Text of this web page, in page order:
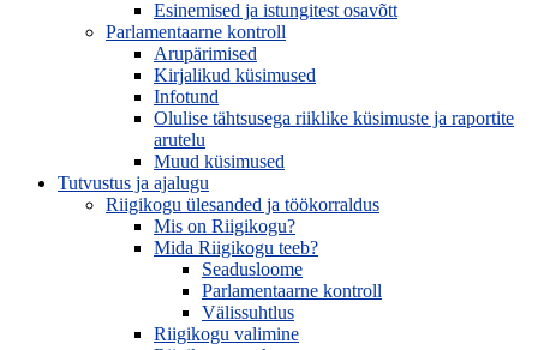
Esinemised ja istungitest osavõtt
Parlamentaarne kontroll
Arupärimised
Kirjalikud küsimused
Infotund
Olulise tähtsusega riiklike küsimuste ja raportite
arutelu
Muud küsimused
Tutvustus ja ajalugu
Riigikogu ülesanded ja töökorraldus
Mis on Riigikogu?
Mida Riigikogu teeb?
Seadusloome
Parlamentaarne kontroll
Välissuhtlus
Riigikogu valimine